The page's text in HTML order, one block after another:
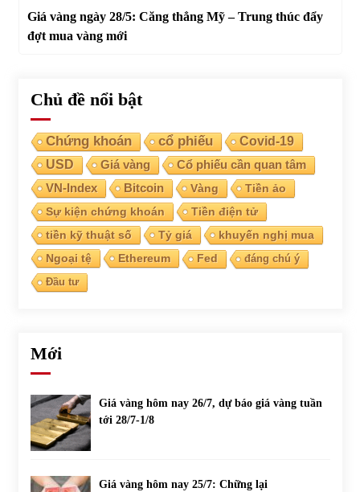
Giá vàng ngày 28/5: Căng thẳng Mỹ – Trung thúc đẩy
đợt mua vàng mới
Chủ đề nổi bật
Chứng khoán cổ phiếu
Covid-19
USD
Giá vàng Cổ phiếu cần quan tâm
VN-Index Bitcoin Vàng
Tiền ảo
Sự kiện chứng khoán
Tiền điện tử
tiền kỹ thuật số
Tỷ giá
khuyến nghị mua
Ngoại tệ
Ethereum Fed
đáng chú ý
Đầu tư
Mới
Giá vàng hôm nay 26/7, dự báo giá vàng tuần
tới 28/7-1/8
Giá vàng hôm nay 25/7: Chững lại